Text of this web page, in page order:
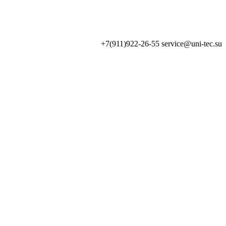
+7(911)922-26-55 service@uni-tec.su